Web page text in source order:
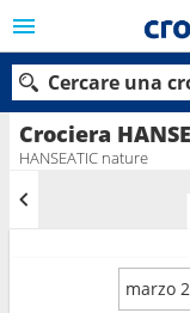
HANSEATIC nature
marzo
Cercare una
Le nostre
Mesi di partenza